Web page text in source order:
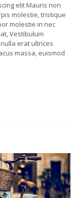
elit Mauris non
molestie, tristique
molestie in nec
Vestibulum
erat ultrices
massa, euismod